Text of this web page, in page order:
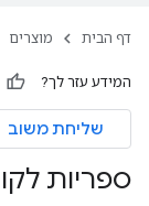
דף הבית מוצרים
המידע עזר לך?
שליחת משוב
ספריות